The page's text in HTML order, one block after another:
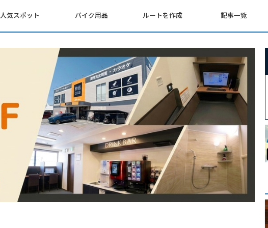
人気スポット バイク用品 ルートを作成 記事一覧